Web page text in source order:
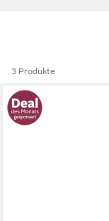
3 Produkte